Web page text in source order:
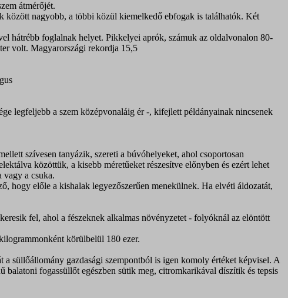
átmérőjét.
között nagyobb, a többi közül kiemelkedő ebfogak is találhatók. Két
hátrébb foglalnak helyet. Pikkelyei aprók, számuk az oldalvonalon 80-
volt. Magyarországi rekordja 15,5
legfeljebb a szem középvonaláig ér -, kifejlett példányainak nincsenek
szívesen tanyázik, szereti a búvóhelyeket, ahol csoportosan
közöttük, a kisebb méretűeket részesítve előnyben és ezért lehet
vagy a csuka.
hogy előle a kishalak legyezőszerűen menekülnek. Ha elvéti áldozatát,
fel, ahol a fészeknek alkalmas növényzetet - folyóknál az elöntött
körülbelül 180 ezer.
a süllőállomány gazdasági szempontból is igen komoly értéket képvisel. A
balatoni fogassüllőt egészben sütik meg, citromkarikával díszítik és tepsis